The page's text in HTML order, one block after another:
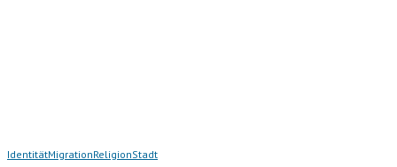
IdentitätMigrationReligionStadt